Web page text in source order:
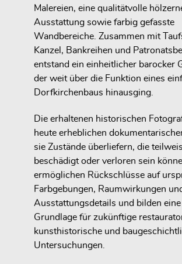
Malereien, eine qualitätvolle
Ausstattung sowie farbig gefasste
Wandbereiche. Zusammen mit
Kanzel, Bankreihen und
entstand ein einheitlicher barocker
der weit über die Funktion eines
Dorfkirchenbaus hinausging.
Die erhaltenen historischen
heute erheblichen
sie Zustände überliefern, die
beschädigt oder verloren sein
ermöglichen Rückschlüsse auf
Farbgebungen, Raumwirkungen
Ausstattungsdetails und bilden
Grundlage für zukünftige
kunsthistorische und
Untersuchungen.